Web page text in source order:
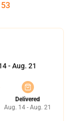
52
- Aug. 21
Delivered
Aug. 14 - Aug. 21